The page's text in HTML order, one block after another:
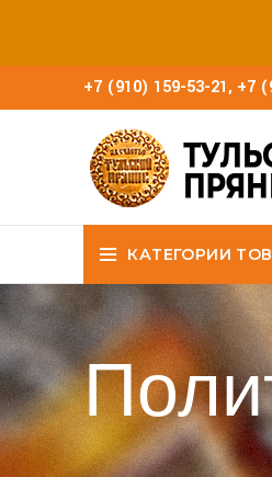
+7 (910) 159-53-21, +7
КАТЕГОРИИ